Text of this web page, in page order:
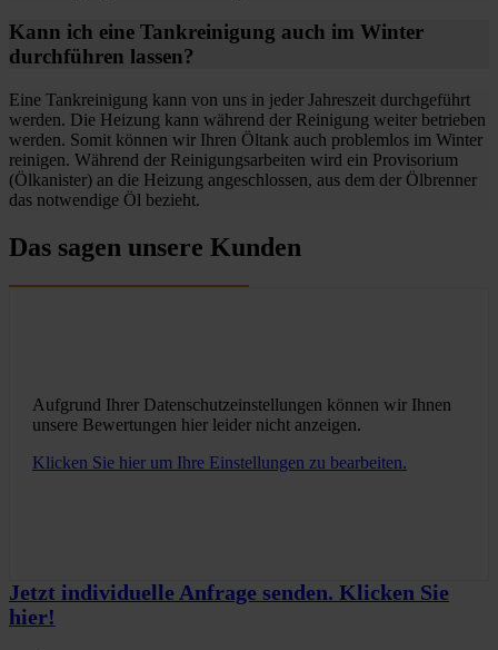
Kann ich eine Tankreinigung auch im Winter
durchführen lassen?
Eine Tankreinigung kann von uns in jeder Jahreszeit durchgeführt
werden. Die Heizung kann während der Reinigung weiter betrieben
werden. Somit können wir Ihren Öltank auch problemlos im Winter
reinigen. Während der Reinigungsarbeiten wird ein Provisorium
(Ölkanister) an die Heizung angeschlossen, aus dem der Ölbrenner
das notwendige Öl bezieht.
Das sagen unsere Kunden
Aufgrund Ihrer Datenschutzeinstellungen können wir Ihnen
unsere Bewertungen hier leider nicht anzeigen.
Klicken Sie hier um Ihre Einstellungen zu bearbeiten.
Jetzt individuelle Anfrage senden. Klicken Sie
hier!